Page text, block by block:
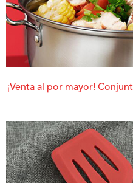
¡Venta al por mayor!